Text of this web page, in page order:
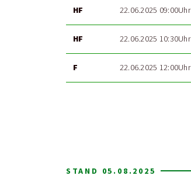
HF 22.06.2025 09:00Uhr
HF 22.06.2025 10:30Uhr
F 22.06.2025 12:00Uhr
STAND 05.08.2025